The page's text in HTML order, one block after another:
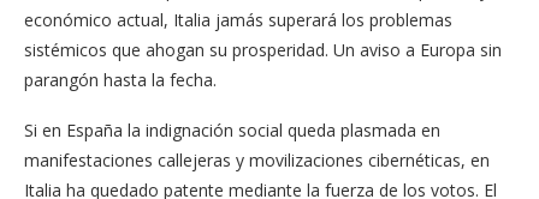
económico actual, Italia jamás superará los problemas
sistémicos que ahogan su prosperidad. Un aviso a Europa sin
parangón hasta la fecha.
Si en España la indignación social queda plasmada en
manifestaciones callejeras y movilizaciones cibernéticas, en
Italia ha quedado patente mediante la fuerza de los votos. El